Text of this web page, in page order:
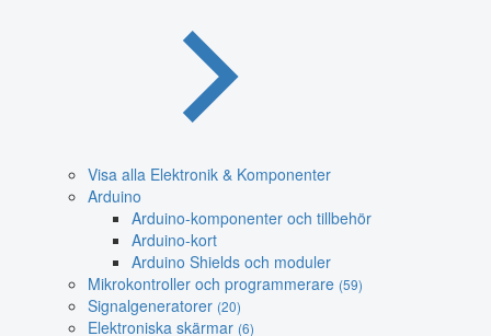
Visa alla Elektronik & Komponenter
Arduino
Arduino-komponenter och tillbehör
Arduino-kort
Arduino Shields och moduler
Mikrokontroller och programmerare (59)
Signalgeneratorer (20)
Elektroniska skärmar (6)